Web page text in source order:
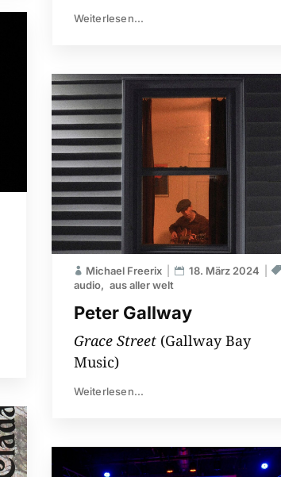
Weiterlesen...
Peter Gallway
Michael Freerix
18. März 2024
audio
aus aller welt
Grace Street(Gallway Bay
Music)
Weiterlesen...